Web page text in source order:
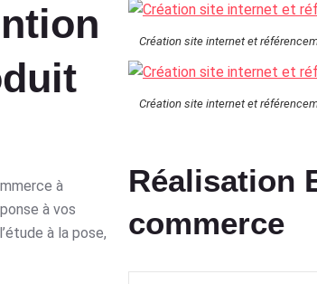
à
à vos
à la pose,
Création site internet et
Création site internet et
Réalisation
commerce